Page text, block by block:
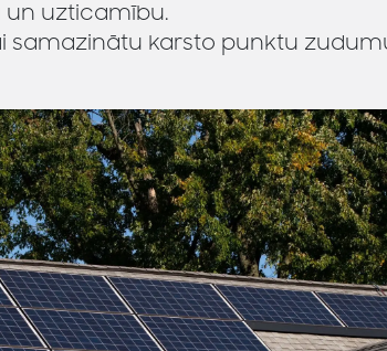
un uzticamību.
samazinātu karsto punktu